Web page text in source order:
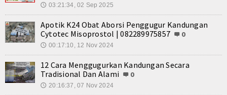
🕔 03:21:34, 02 Sep 2025
Apotik K24 Obat Aborsi Penggugur Kandungan
Cytotec Misoprostol | 082289975857
0
🕔 00:17:10, 12 Nov 2024
12 Cara Menggugurkan Kandungan Secara
Tradisional Dan Alami
0
🕔 20:16:37, 07 Nov 2024